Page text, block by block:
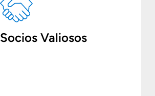
Socios Valiosos